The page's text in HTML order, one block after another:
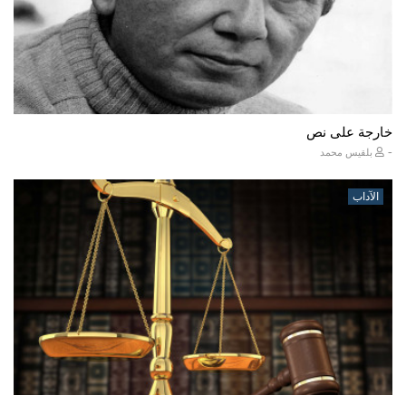
خارجة على نص
- بلقيس محمد
الآداب